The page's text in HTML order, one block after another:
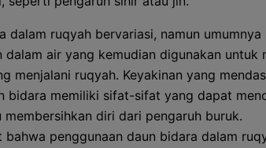
dalam ruqyah bervariasi, namun umumnya
dalam air yang kemudian digunakan untuk
menjalani ruqyah. Keyakinan yang
bidara memiliki sifat-sifat yang dapat
diri dari pengaruh buruk.
bahwa penggunaan daun bidara dalam